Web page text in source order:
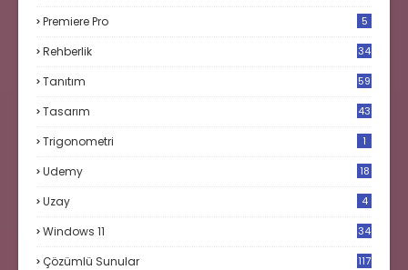
Premiere Pro 5
Rehberlik 34
Tanıtım 59
Tasarım 43
Trigonometri 1
Udemy 18
Uzay 4
Windows 11 34
Çözümlü Sunular 117